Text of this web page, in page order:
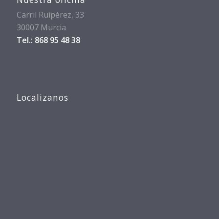
Carril Ruipérez, 33
30007 Murcia
Tel.: 868 95 48 38
Localizanos